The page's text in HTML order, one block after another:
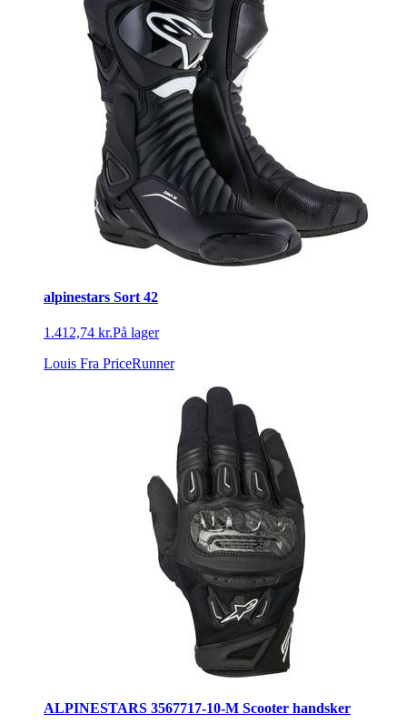
alpinestars Sort 42
1.412,74 kr.På lager
Louis Fra PriceRunner
ALPINESTARS 3567717-10-M Scooter handsker